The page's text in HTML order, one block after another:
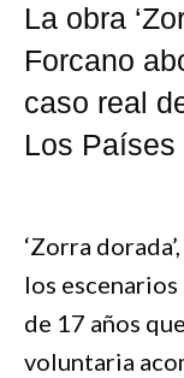
La obra
Forcano
caso real
Los Países
‘Zorra
los
de 17 años
voluntaria